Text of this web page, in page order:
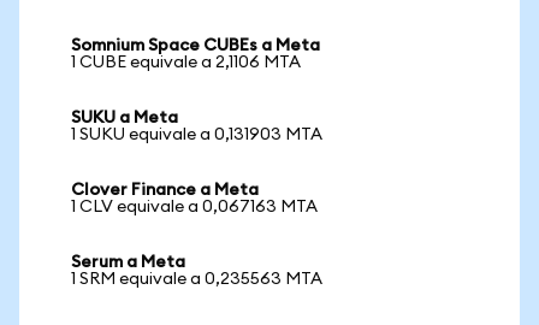
Somnium Space CUBEs a Meta
1 CUBE equivale a 2,1106 MTA
SUKU a Meta
1 SUKU equivale a 0,131903 MTA
Clover Finance a Meta
1 CLV equivale a 0,067163 MTA
Serum a Meta
1 SRM equivale a 0,235563 MTA